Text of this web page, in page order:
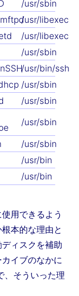
/usr/sbin
/usr/libexec
/usr/libexec
/usr/sbin
/usr/bin/ssh
/usr/sbin
/usr/sbin
/usr/sbin
/usr/sbin
/usr/bin
/usr/bin
用できるよう
本的な理由と
ィスクを補助
イブのなかに
、そういった理